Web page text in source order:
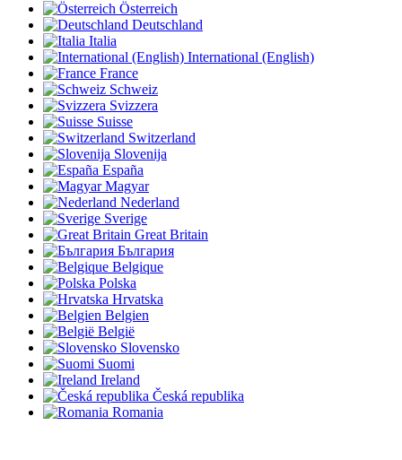
Österreich
Deutschland
Italia
International (English)
France
Schweiz
Svizzera
Suisse
Switzerland
Slovenija
España
Magyar
Nederland
Sverige
Great Britain
България
Belgique
Polska
Hrvatska
Belgien
België
Slovensko
Suomi
Ireland
Česká republika
Romania